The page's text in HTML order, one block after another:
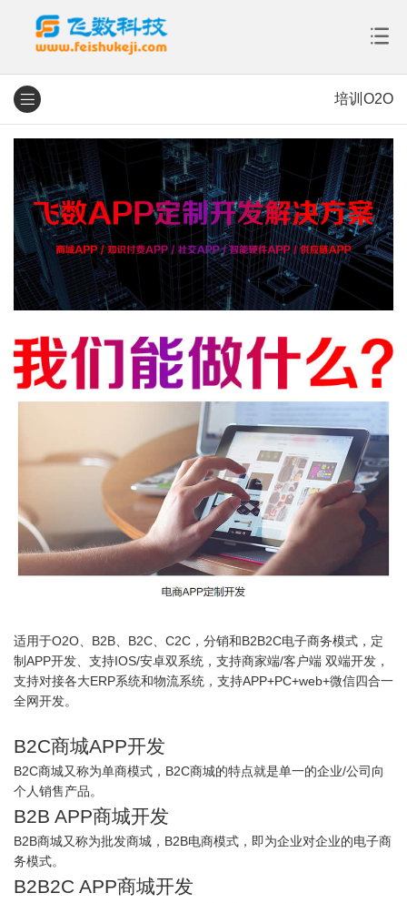
培训O2O
适用于O2O、B2B、B2C、C2C，分销和B2B2C电子商务模式，定
制APP开发、支持IOS/安卓双系统，支持商家端/客户端 双端开发，
支持对接各大ERP系统和物流系统，支持APP+PC+web+微信四合一
全网开发。
B2C商城APP开发
B2C商城又称为单商模式，B2C商城的特点就是单一的企业/公司向
个人销售产品。
B2B APP商城开发
B2B商城又称为批发商城，B2B电商模式，即为企业对企业的电子商
务模式。
B2B2C APP商城开发